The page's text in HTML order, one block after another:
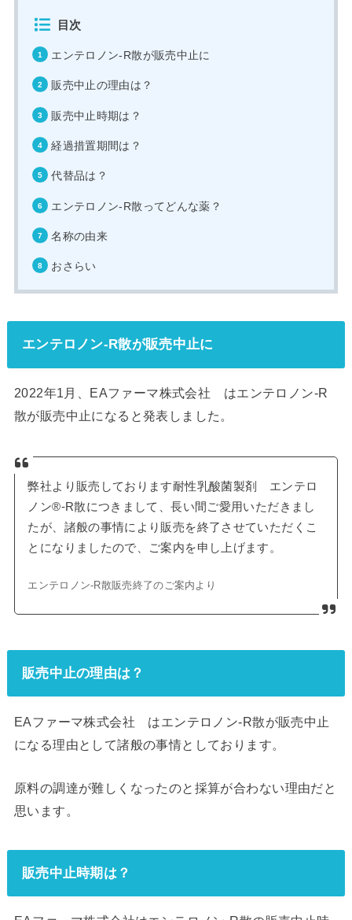
目次
エンテロノン‐R散が販売中止に
販売中止の理由は？
販売中止時期は？
経過措置期間は？
代替品は？
エンテロノン‐R散ってどんな薬？
名称の由来
おさらい
エンテロノン‐R散が販売中止に
2022年1月、EAファーマ株式会社 はエンテロノン‐R
散が販売中止になると発表しました。
弊社より販売しております耐性乳酸菌製剤 エンテロ
ノン®‐R散につきまして、長い間ご愛用いただきまし
たが、諸般の事情により販売を終了させていただくこ
とになりましたので、ご案内を申し上げます。
エンテロノン‐R散販売終了のご案内より
販売中止の理由は？
EAファーマ株式会社 はエンテロノン‐R散が販売中止
になる理由として諸般の事情としております。
原料の調達が難しくなったのと採算が合わない理由だと
思います。
販売中止時期は？